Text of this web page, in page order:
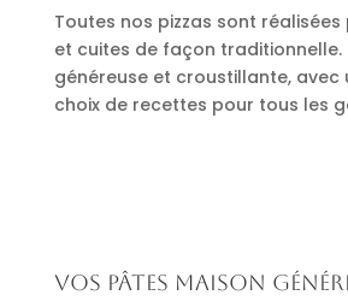
Toutes nos pizzas sont réalisées
et cuites de façon traditionnelle.
généreuse et croustillante, avec
choix de recettes pour tous les
Vos pâtes maison